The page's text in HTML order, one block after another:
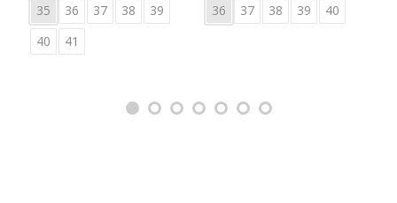
35 36 37 38
39
40
41
36 37 38 39 40